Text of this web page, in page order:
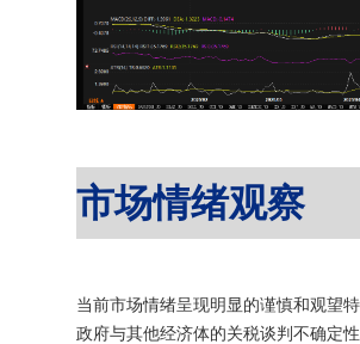
市场情绪观察
当前市场情绪呈现明显的谨慎和观望
政府与其他经济体的关税谈判不确定